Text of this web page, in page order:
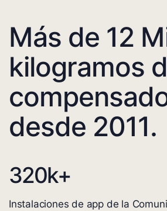
Más de 12
kilogramos
desde 2011.
320k+
Instalaciones de app de la